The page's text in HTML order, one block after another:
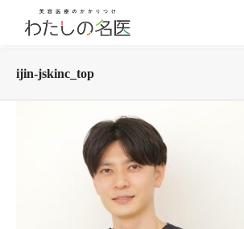
ijin-jskinc_top